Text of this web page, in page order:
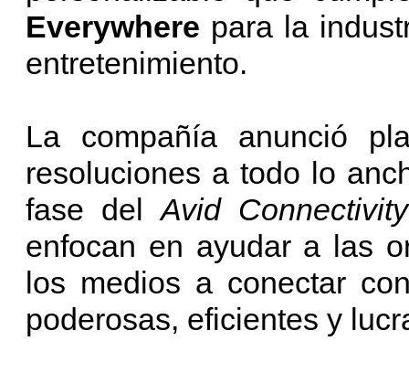
Everywhere para la
entretenimiento.
La compañía anunció
resoluciones a todo lo
fase delAvid
enfocan en ayudar a las
los medios a conectar
poderosas, eficientes y